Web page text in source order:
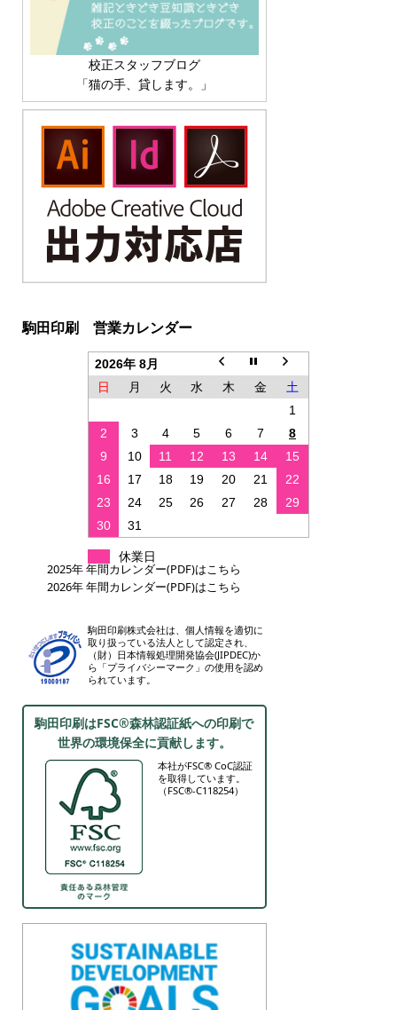
校正スタッフブログ
「猫の手、貸します。」
駒田印刷 営業カレンダー
2026年 8月
日
月 火 水 木 金
土
1
2
3 4 5 6 7
8
9
10 11 12 13 14
15
16
17 18 19 20 21
22
23
24 25 26 27 28
29
30
31
休業日
2025年 年間カレンダー(PDF)はこちら
2026年 年間カレンダー(PDF)はこちら
駒田印刷株式会社は、個人情報を適切に
取り扱っている法人として認定され、
（財）日本情報処理開発協会(JIPDEC)か
ら「プライバシーマーク」の使用を認め
られています。
駒田印刷はFSC®森林認証紙への印刷で
世界の環境保全に貢献します。
本社がFSC® CoC認証
を取得しています。
（FSC®-C118254）